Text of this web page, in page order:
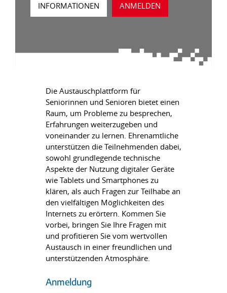
INFORMATIONEN ANMELDEN
Die Austauschplattform für
Seniorinnen und Senioren bietet einen
Raum, um Probleme zu besprechen,
Erfahrungen weiterzugeben und
voneinander zu lernen. Ehrenamtliche
unterstützen die Teilnehmenden dabei,
sowohl grundlegende technische
Aspekte der Nutzung digitaler Geräte
wie Tablets und Smartphones zu
klären, als auch Fragen zur Teilhabe an
den vielfältigen Möglichkeiten des
Internets zu erörtern. Kommen Sie
vorbei, bringen Sie Ihre Fragen mit
und profitieren Sie vom wertvollen
Austausch in einer freundlichen und
unterstützenden Atmosphäre.
Anmeldung